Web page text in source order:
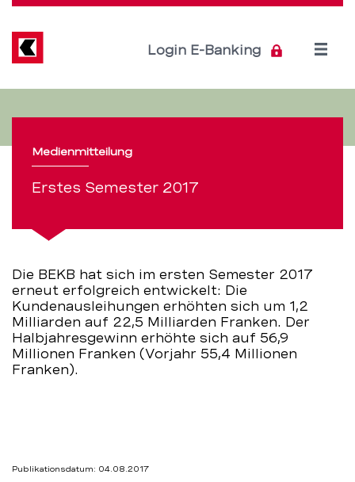
Semester
2017:
Ergebnis
in
anspruchsvollem
Umfeld
–
Direkt
Inhalt
Login E-Banking
Open
Medienmitteilung
Erstes Semester 2017
Die BEKB hat sich im ersten Semester 2017
erneut erfolgreich entwickelt: Die
Kundenausleihungen erhöhten sich um 1,2
Milliarden auf 22,5 Milliarden Franken. Der
Halbjahresgewinn erhöhte sich auf 56,9
Millionen Franken (Vorjahr 55,4 Millionen
Franken).
Publikationsdatum: 04.08.2017